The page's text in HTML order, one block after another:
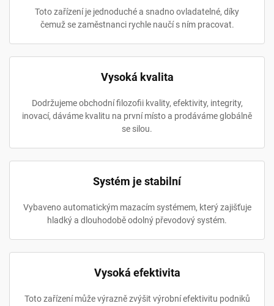
Toto zařízení je jednoduché a snadno ovladatelné, díky
čemuž se zaměstnanci rychle naučí s ním pracovat.
Vysoká kvalita
Dodržujeme obchodní filozofii kvality, efektivity, integrity,
inovací, dáváme kvalitu na první místo a prodáváme globálně
se silou.
Systém je stabilní
Vybaveno automatickým mazacím systémem, který zajišťuje
hladký a dlouhodobě odolný převodový systém.
Vysoká efektivita
Toto zařízení může výrazně zvýšit výrobní efektivitu podniků